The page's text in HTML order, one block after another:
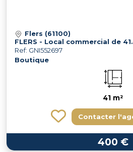
Flers (61100)
FLERS - Local commercial de
Ref: GNI552697
Boutique
41 m²
Contacter
400 €